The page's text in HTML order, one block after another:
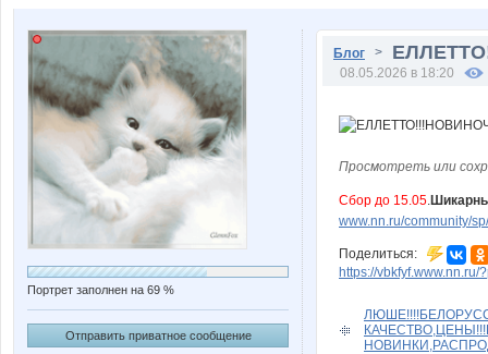
Портрет заполнен на 69 %
Отправить приватное сообщение
Блог >
08.05.2026 в 18:20
Просмотреть или
Сбор до 15.05.
www.nn.ru/community/
Поделиться:
https://vbkfyf.www.nn.ru/